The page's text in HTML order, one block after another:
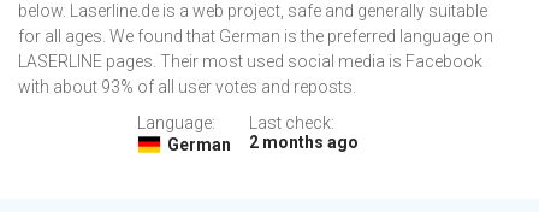
below. Laserline.de is a web project, safe and generally suitable
for all ages. We found that German is the preferred language on
LASERLINE pages. Their most used social media is Facebook
with about 93% of all user votes and reposts.
Language:
German
Last check:
2 months ago